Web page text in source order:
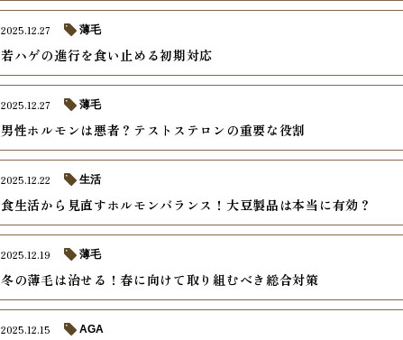
若ハゲの進行を食い止める初期対応
2025.12.27 薄毛
男性ホルモンは悪者？テストステロンの重要な役割
2025.12.27 薄毛
食生活から見直すホルモンバランス！大豆製品は本当に有効？
2025.12.22 生活
冬の薄毛は治せる！春に向けて取り組むべき総合対策
2025.12.19 薄毛
2025.12.15 AGA